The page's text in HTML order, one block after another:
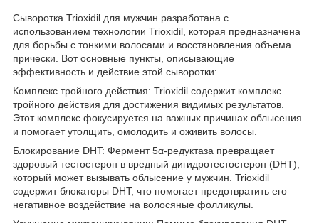
Сыворотка Trioxidil для мужчин разработана с
использованием технологии Trioxidil, которая предназначена
для борьбы с тонкими волосами и восстановления объема
прически. Вот основные пункты, описывающие
эффективность и действие этой сыворотки:
Комплекс тройного действия: Trioxidil содержит комплекс
тройного действия для достижения видимых результатов.
Этот комплекс фокусируется на важных причинах облысения
и помогает утолщить, омолодить и оживить волосы.
Блокирование DHT: Фермент 5α-редуктаза превращает
здоровый тестостерон в вредный дигидротестостерон (DHT),
который может вызывать облысение у мужчин. Trioxidil
содержит блокаторы DHT, что помогает предотвратить его
негативное воздействие на волосяные фолликулы.